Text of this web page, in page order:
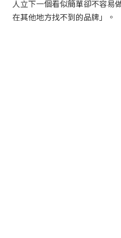
人立下一個看似簡單卻不容易
在其他地方找不到的品牌」。